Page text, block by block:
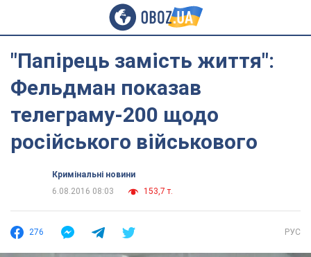
"Папірець замість життя":
Фельдман показав
телеграму-200 щодо
російського військового
Кримінальні новини
6.08.2016 08:03
153,7 т.
276 РУС